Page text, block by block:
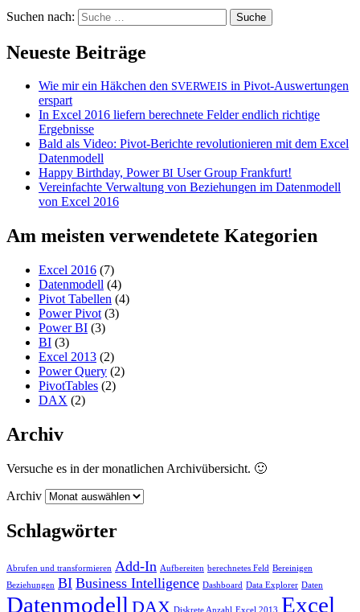
Suchen nach:
Neueste Beiträge
Wie mir ein Häkchen den SVERWEIS in Pivot-Auswertungen
erspart
In Excel 2016 liefern berechnete Felder endlich richtige
Ergebnisse
Bald als Video: Pivot-Berichte revolutionieren mit dem Excel
Datenmodell
Happy Birthday, PowerBI User Group Frankfurt!
Vereinfachte Verwaltung von Beziehungen im Datenmodell
von Excel 2016
Am meisten verwendetete Kategorien
Excel 2016 (7)
Datenmodell (4)
Pivot Tabellen (4)
Power Pivot (3)
Power BI (3)
BI (3)
Excel 2013 (2)
Power Query (2)
PivotTables (2)
DAX (2)
Archiv
Versuche es in der monatlichen Archivübersicht. 🙂
Archiv
Schlagwörter
Abrufen und transformieren Add-In Aufbereiten berechnetes Feld Bereinigen
Beziehungen BI Business Intelligence Dashboard Data Explorer Daten
Datenmodell DAX Diskrete Anzahl Excel 2013 Excel